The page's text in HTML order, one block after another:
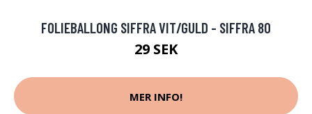
FOLIEBALLONG SIFFRA VIT/GULD - SIFFRA 80
29 SEK
MER INFO!